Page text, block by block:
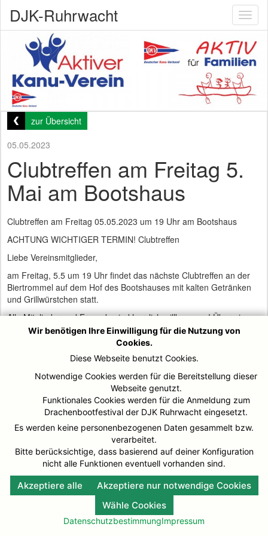
DJK-Ruhrwacht
zur Übersicht
05.05.2023
Clubtreffen am Freitag 5.
Mai am Bootshaus
Clubtreffen am Freitag 05.05.2023 um 19 Uhr am Bootshaus
ACHTUNG WICHTIGER TERMIN! Clubtreffen
Liebe Vereinsmitglieder,
am Freitag, 5.5 um 19 Uhr findet das nächste Clubtreffen an der
Biertrommel auf dem Hof des Bootshauses mit kalten Getränken
und Grillwürstchen statt.
Alle Mitglieder und Freunde sind herzlich willkommen! Über eine
zahlreiche Teilnahme würden wir uns sehr freuen.
© DJK-Ruhrwacht 2026 Impressum
Wir benötigen Ihre Einwilligung für die Nutzung von
Cookies.
Diese Webseite benutzt Cookies.
Notwendige Cookies werden für die Bereitstellung dieser
Webseite genutzt.
Funktionales Cookies werden für die Anmeldung zum
Drachenbootfestival der DJK Ruhrwacht eingesetzt.
Es werden keine personenbezogenen Daten gesammelt bzw.
verarbeitet.
Bitte berücksichtige, dass basierend auf deiner Konfiguration
nicht alle Funktionen eventuell vorhanden sind.
Akzeptiere alle
Akzeptiere nur notwendige Cookies
Wähle Cookies
DatenschutzbestimmungImpressum